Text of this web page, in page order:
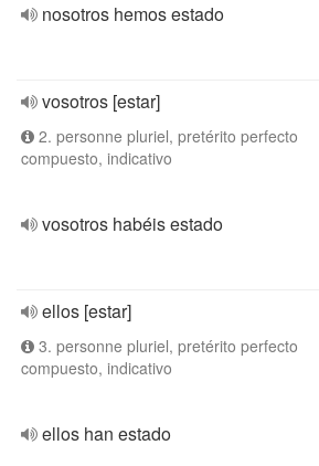
nosotros hemos estado
vosotros [estar]
2. personne pluriel, pretérito perfecto
compuesto, indicativo
vosotros habéis estado
ellos [estar]
3. personne pluriel, pretérito perfecto
compuesto, indicativo
ellos han estado